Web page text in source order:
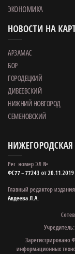
ЭКОНОМИКА
НОВОСТИ НА
АРЗАМАС
БОР
ГОРОДЕЦКИЙ
ДИВЕЕВСКИЙ
НИЖНИЙ НОВГОРОД
СЕМЕНОВСКИЙ
Рег. номер ЭЛ №
ФС77 – 77243 от 20.11.2019
Главный редактор
Авдеева Л.А.
Зарегистрировано
информационных